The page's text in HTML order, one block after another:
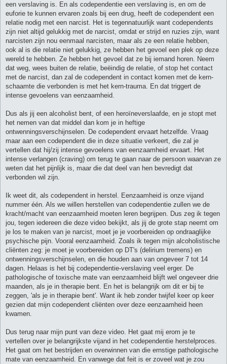
een verslaving is. En als codependentie een verslaving is, en om de
euforie te kunnen ervaren zoals bij een drug, heeft de codependent een
relatie nodig met een narcist. Het is tegennatuurlijk want codependents
zijn niet altijd gelukkig met de narcist, omdat er strijd en ruzies zijn, want
narcisten zijn nou eenmaal narcisten, maar als ze een relatie hebben,
ook al is die relatie niet gelukkig, ze hebben het gevoel een plek op deze
wereld te hebben. Ze hebben het gevoel dat ze bij iemand horen. Neem
dat weg, wees buiten de relatie, beëindig de relatie, of stop het contact
met de narcist, dan zal de codependent in contact komen met de kern-
schaamte die verbonden is met het kern-trauma. En dat triggert de
intense gevoelens van eenzaamheid.
Dus als jij een alcoholist bent, of een heroïneverslaafde, en je stopt met
het nemen van dat middel dan kom je in heftige
ontwenningsverschijnselen. De codependent ervaart hetzelfde. Vraag
maar aan een codependent die in deze situatie verkeert, die zal je
vertellen dat hij/zij intense gevoelens van eenzaamheid ervaart. Het
intense verlangen (craving) om terug te gaan naar de persoon waarvan ze
weten dat het pijnlijk is, maar die dat deel van hen bevredigt dat
verbonden wil zijn.
Ik weet dit, als codependent in herstel. Eenzaamheid is onze vijand
nummer één. Als we willen herstellen van codependentie zullen we de
kracht/macht van eenzaamheid moeten leren begrijpen. Dus zeg ik tegen
jou, tegen iedereen die deze video bekijkt, als jij de grote stap neemt om
je los te maken van je narcist, moet je je voorbereiden op ondraaglijke
psychische pijn. Vooral eenzaamheid. Zoals ik tegen mijn alcoholistische
cliënten zeg: je moet je voorbereiden op DT's (delirium tremens) en
ontwenningsverschijnselen, en die houden aan van ongeveer 7 tot 14
dagen. Helaas is het bij codependentie-verslaving veel erger. De
pathologische of toxische mate van eenzaamheid blijft wel ongeveer drie
maanden, als je in therapie bent. En het is belangrijk om dit er bij te
zeggen, 'als je in therapie bent'. Want ik heb zonder twijfel keer op keer
gezien dat mijn codependent cliënten over deze eenzaamheid heen
kwamen.
Dus terug naar mijn punt van deze video. Het gaat mij erom je te
vertellen over je belangrijkste vijand in het codependentie herstelproces.
Het gaat om het bestrijden en overwinnen van die ernstige pathologische
mate van eenzaamheid. En vanwege dat feit is er zoveel wat je zou